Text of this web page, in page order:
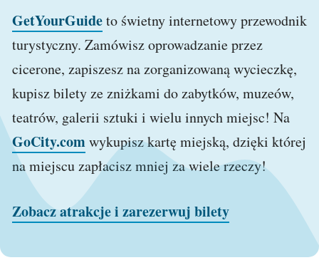
GetYourGuideto świetny internetowy przewodnik
turystyczny. Zamówisz oprowadzanie przez
cicerone, zapiszesz na zorganizowaną wycieczkę,
kupisz bilety ze zniżkami do zabytków, muzeów,
teatrów, galerii sztuki i wielu innych miejsc! Na
GoCity.comwykupisz kartę miejską, dzięki której
na miejscu zapłacisz mniej za wiele rzeczy!
Zobacz atrakcje i zarezerwuj bilety